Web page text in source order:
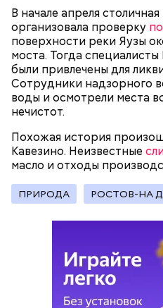
В начале апреля
организовала проверку
поверхности реки Яузы
моста. Тогда
были привлечены для
Сотрудники надзорного
воды и осмотрели места
нечистот.
Похожая история
Кавезино. Неизвестные
масло и отходы
ПРИРОДА РОСТОВ-НА
Стражи порядка
может скрываться
Параллельно с этим в
«Перехват». Въезд и
Помимо этого,
железнодорожный вокзал
— Все дети содержались
При этом женщина часто
занималась своими
находится няня, —
Примечательно и то, что
находились на
имеют инвалидность.